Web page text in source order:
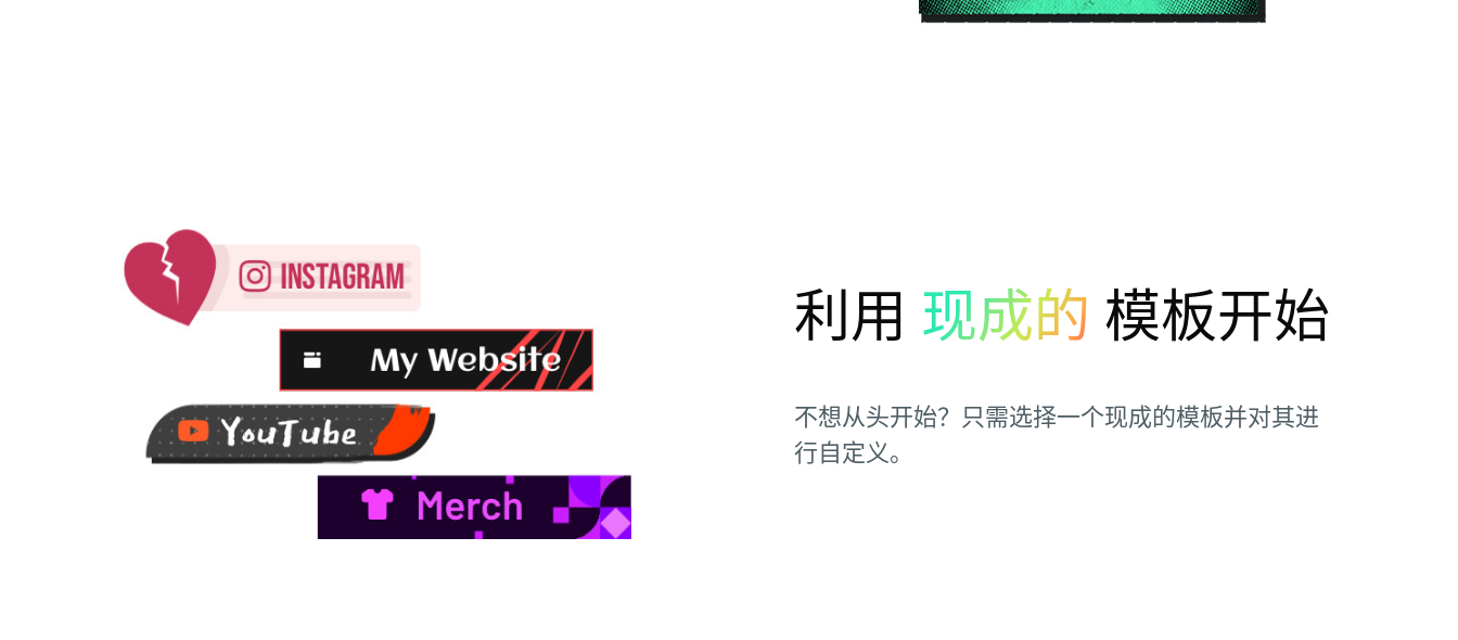
利用 现成的 模板开始
不想从头开始？只需选择一个现成的模板并对其进
行自定义。